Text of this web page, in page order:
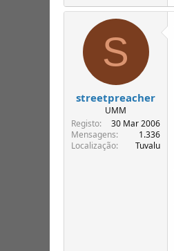
S
streetpreacher
UMM
Registo
30 Mar 2006
Mensagens
1.336
Localização
Tuvalu